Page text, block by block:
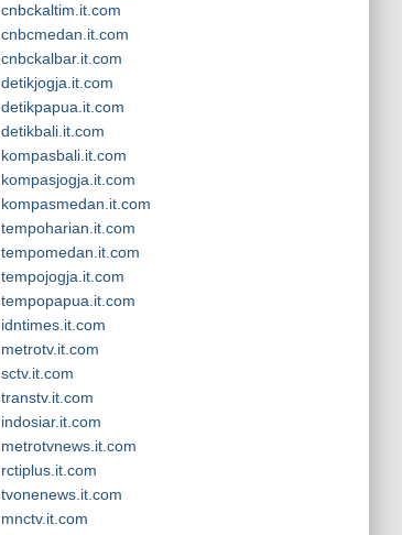
cnbckaltim.it.com
cnbcmedan.it.com
cnbckalbar.it.com
detikjogja.it.com
detikpapua.it.com
detikbali.it.com
kompasbali.it.com
kompasjogja.it.com
kompasmedan.it.com
tempoharian.it.com
tempomedan.it.com
tempojogja.it.com
tempopapua.it.com
idntimes.it.com
metrotv.it.com
sctv.it.com
transtv.it.com
indosiar.it.com
metrotvnews.it.com
rctiplus.it.com
tvonenews.it.com
mnctv.it.com